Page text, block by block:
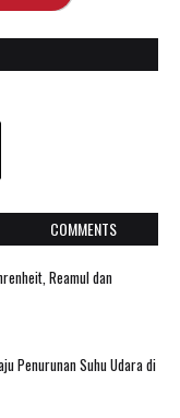
COMMENTS
Reamul dan
Penurunan Suhu Udara di